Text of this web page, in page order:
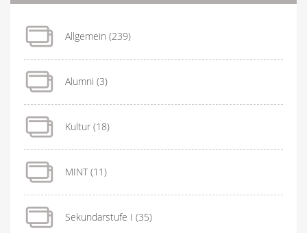
Allgemein (239)
Alumni (3)
Kultur (18)
MINT(11)
Sekundarstufe I (35)